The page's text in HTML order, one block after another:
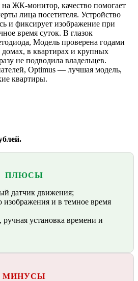
ЖК-монитор, качество помогает
лица посетителя. Устройство
и фиксирует изображение при
время суток. В глазок
Модель проверена годами
в квартирах и крупных
не подводила владельцев.
Optimus — лучшая модель,
квартиры.
ПЛЮСЫ
датчик движения;
изображения и в темное время
ручная установка времени и
МИНУСЫ